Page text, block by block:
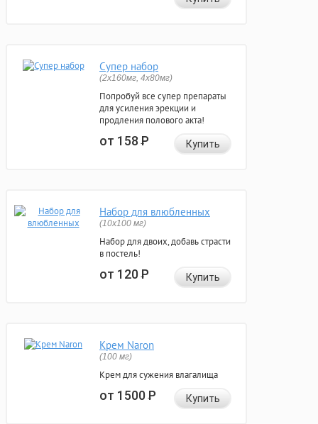
Супер набор
(2х160мг, 4х80мг)
Попробуй все супер препараты
для усиления эрекции и
продления полового акта!
от 158Р Купить
Набор для влюбленных
(10х100 мг)
Набор для двоих, добавь страсти
в постель!
от 120Р Купить
Крем Naron
(100 мг)
Крем для сужения влагалища
от 1500Р Купить